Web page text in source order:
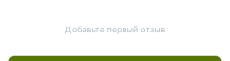
Добавьте первый отзыв